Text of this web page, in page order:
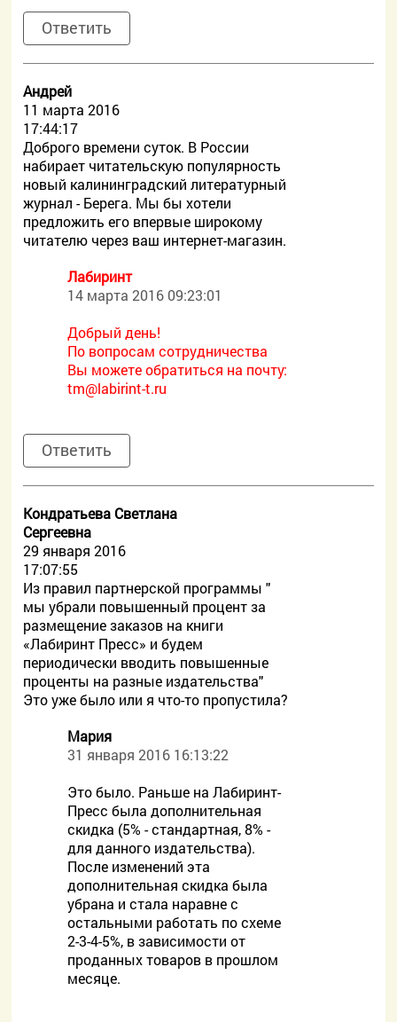
Ответить
Андрей
11 марта 2016
17:44:17
Доброго времени суток. В России
набирает читательскую популярность
новый калининградский литературный
журнал - Берега. Мы бы хотели
предложить его впервые широкому
читателю через ваш интернет-магазин.
Лабиринт
14 марта 2016 09:23:01
Добрый день!
По вопросам сотрудничества
Вы можете обратиться на почту:
tm@labirint-t.ru
Ответить
Кондратьева Светлана
Сергеевна
29 января 2016
17:07:55
Из правил партнерской программы "
мы убрали повышенный процент за
размещение заказов на книги
«Лабиринт Пресс» и будем
периодически вводить повышенные
проценты на разные издательства"
Это уже было или я что-то пропустила?
Мария
31 января 2016 16:13:22
Это было. Раньше на Лабиринт-
Пресс была дополнительная
скидка (5% - стандартная, 8% -
для данного издательства).
После изменений эта
дополнительная скидка была
убрана и стала наравне с
остальными работать по схеме
2-3-4-5%, в зависимости от
проданных товаров в прошлом
месяце.